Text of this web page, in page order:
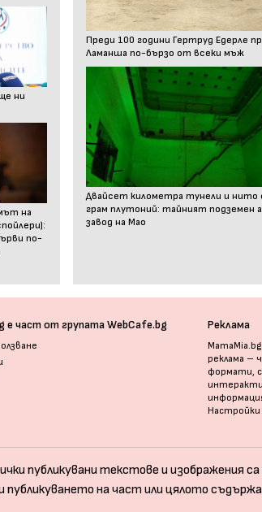
ни
на
по-
Преди 100 години Гертруд Едерле
Ламанша по-бързо от всеки мъж
Двайсет километра тунели и нито
грам плутоний: тайният подземен
завод на Мао
е част от групата WebCafe.bg Реклама
реклама –
формати,
Настройки
публикувани текстове и изображения са
на част или цялото